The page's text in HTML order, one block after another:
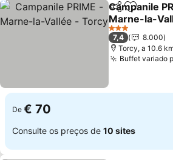
Partilhar
Campanile
Marne-la-
Ver preços
3 Estrelas
7,4
8.000
Torcy, a 10.6
Buffet variado
De € 70
Consulte os preços de 10 sites